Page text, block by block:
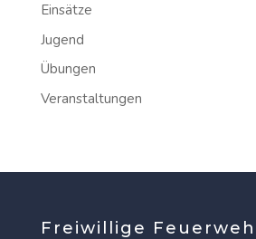
Einsätze
Jugend
Übungen
Veranstaltungen
Freiwillige